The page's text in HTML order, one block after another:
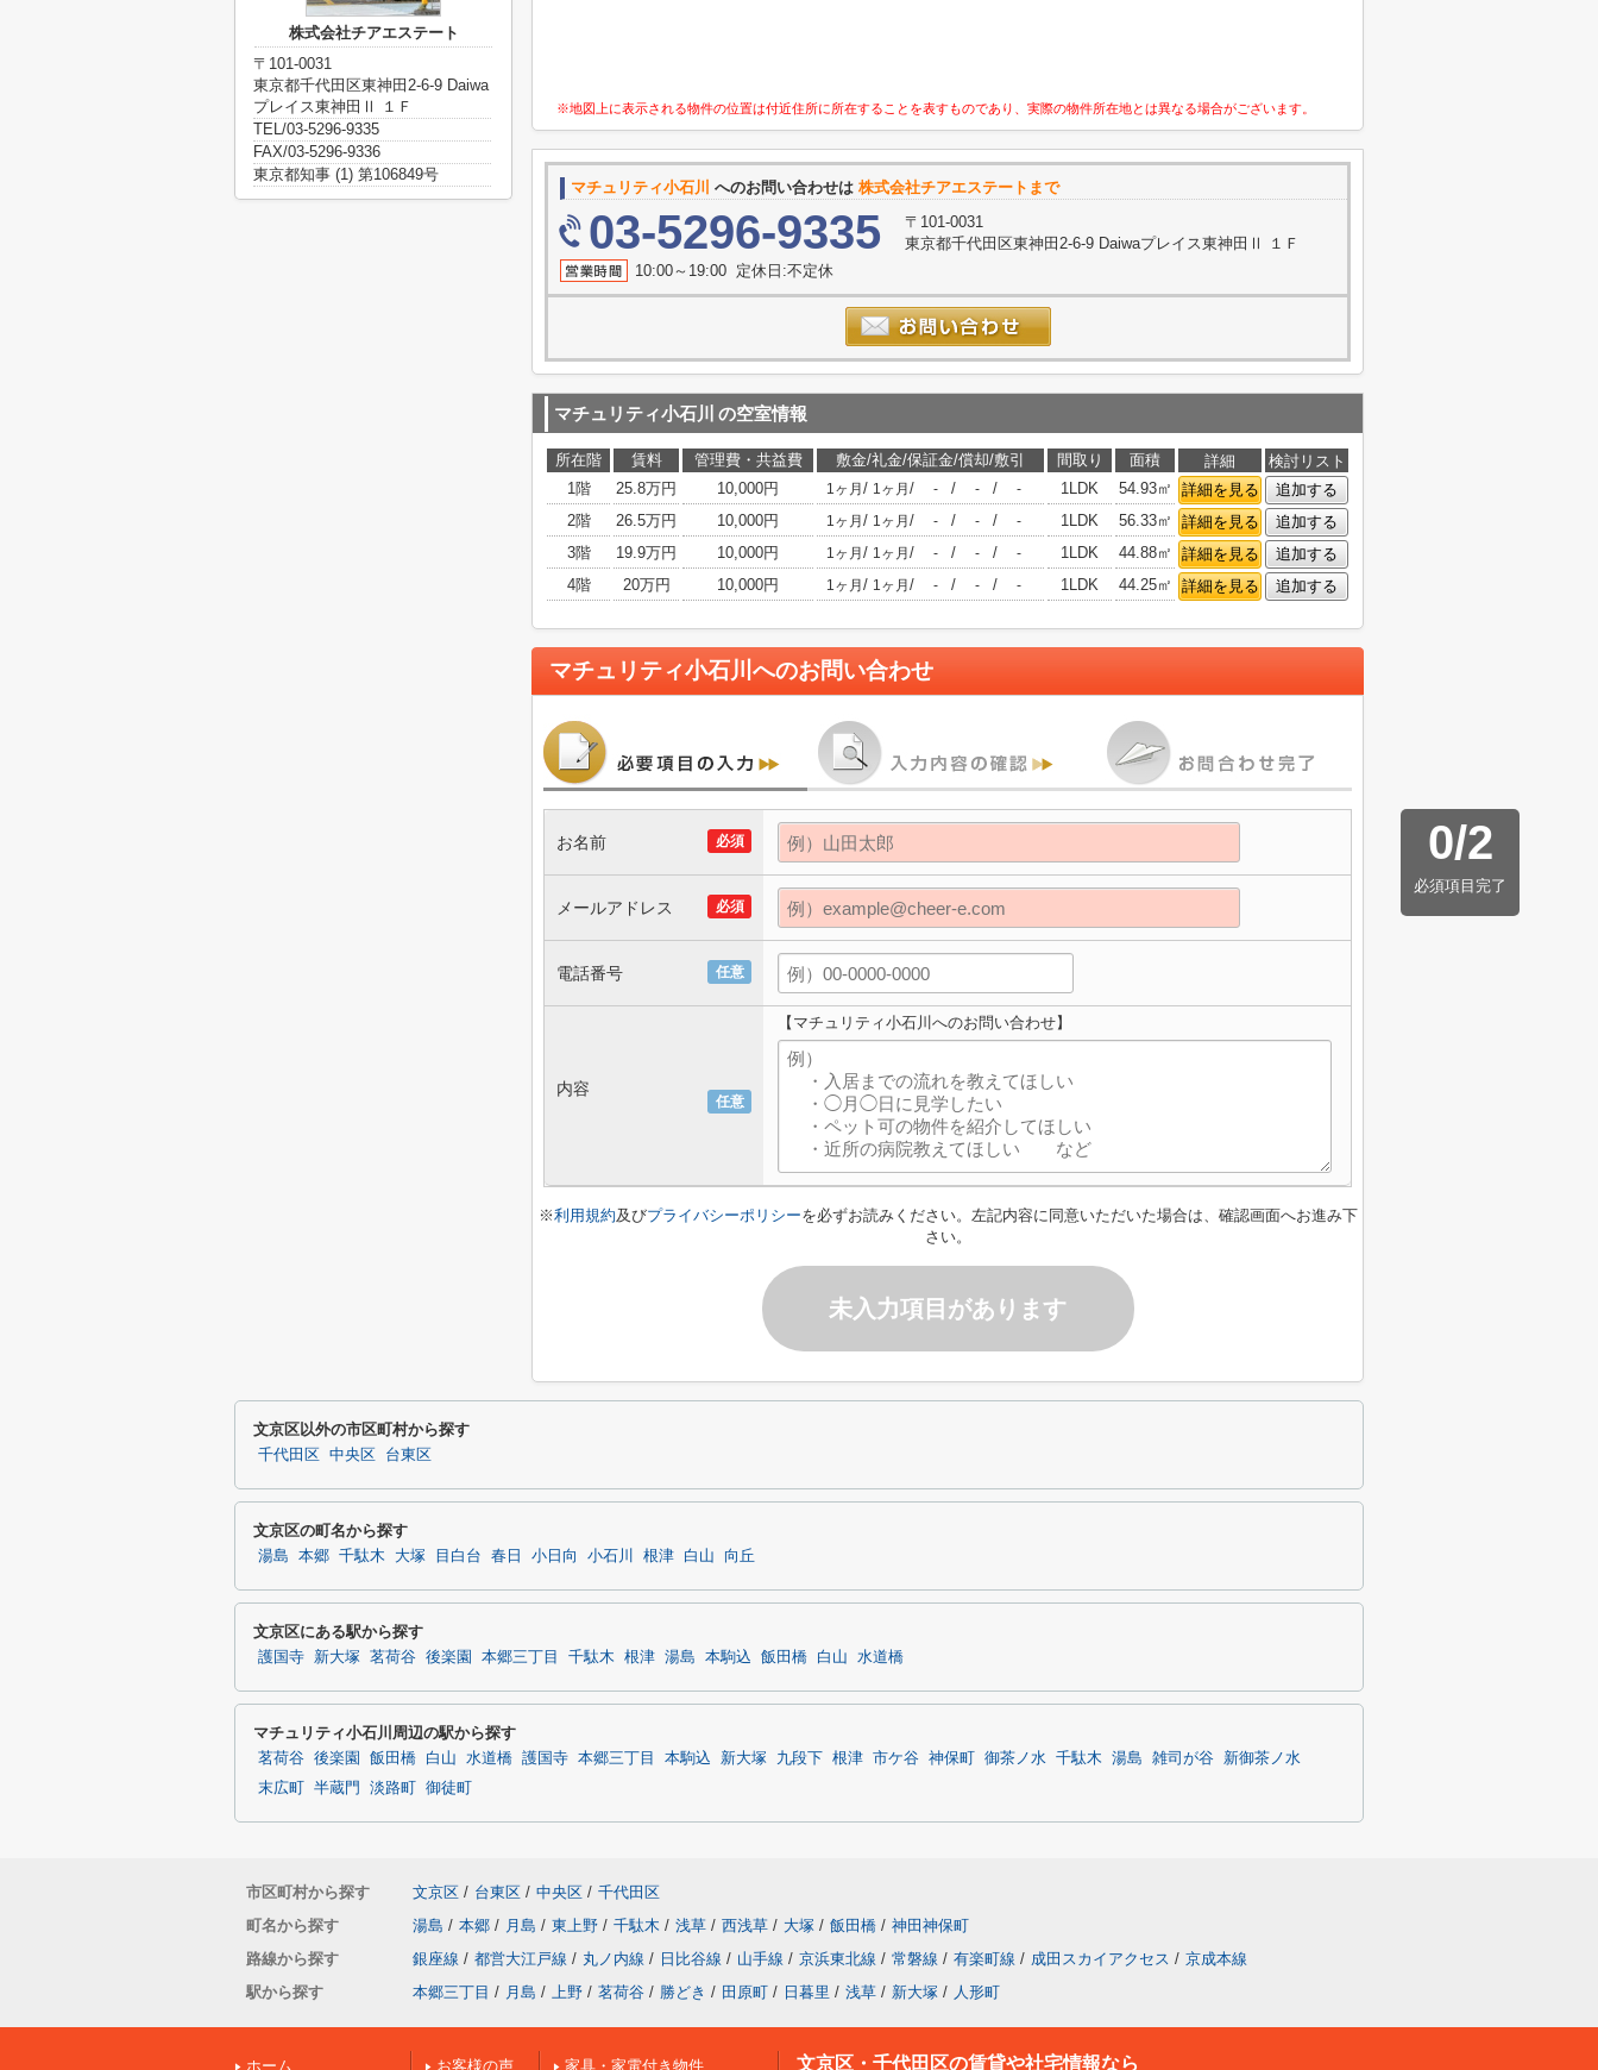
※地図上に表示される物件の位置は付近住所に所在することを表すものであり、実際の物件所在地とは異なる場合がございます。
マチュリティ小石川 へのお問い合わせは 株式会社チアエステートまで
03-5296-9335
〒101-0031
東京都千代田区東神田2-6-9 Daiwaプレイス東神田Ⅱ １Ｆ
10:00～19:00 定休日:不定休
マチュリティ小石川 の空室情報
所在階 賃料 管理費・共益費 敷金/礼金/保証金/償却/敷引 間取り 面積 詳細
検討リスト
1階
25.8万円 10,000円 1ヶ月 / 1ヶ月 / - / - / - 1LDK 54.93㎡ 詳細を見る
追加する
2階
26.5万円 10,000円 1ヶ月 / 1ヶ月 / - / - / - 1LDK 56.33㎡ 詳細を見る
追加する
3階
19.9万円 10,000円 1ヶ月 / 1ヶ月 / - / - / - 1LDK 44.88㎡ 詳細を見る
追加する
4階
20万円 10,000円 1ヶ月 / 1ヶ月 / - / - / - 1LDK 44.25㎡ 詳細を見る 追加する
マチュリティ小石川 へのお問い合わせ
0/2
必須項目完了
必須
お名前
必須
メールアドレス
任意
電話番号
任意
内容
【マチュリティ小石川へのお問い合わせ】
※利用規約及びプライバシーポリシーを必ずお読みください。左記内容に同意いただいた場合は、確認画面へお進み下
さい。
未入力項目があります
株式会社チアエステート
〒101-0031
東京都千代田区東神田2-6-9 Daiwa
プレイス東神田Ⅱ １Ｆ
TEL/03-5296-9335
FAX/03-5296-9336
東京都知事 (1) 第106849号
文京区以外の市区町村から探す
千代田区 中央区 台東区
文京区の町名から探す
湯島 本郷 千駄木 大塚 目白台 春日 小日向 小石川 根津 白山 向丘
文京区にある駅から探す
護国寺 新大塚 茗荷谷 後楽園 本郷三丁目 千駄木 根津 湯島 本駒込 飯田橋 白山 水道橋
マチュリティ小石川周辺の駅から探す
茗荷谷 後楽園 飯田橋 白山 水道橋 護国寺 本郷三丁目 本駒込 新大塚 九段下 根津 市ケ谷 神保町 御茶ノ水 千駄木 湯島 雑司が谷
新御茶ノ水
末広町
半蔵門 淡路町 御徒町
市区町村から探す 文京区 / 台東区 / 中央区 / 千代田区
町名から探す
湯島 / 本郷 / 月島 / 東上野 / 千駄木 / 浅草 / 西浅草 / 大塚 / 飯田橋 / 神田神保町
路線から探す
銀座線 / 都営大江戸線 / 丸ノ内線 / 日比谷線 / 山手線 / 京浜東北線 / 常磐線 / 有楽町線 / 成田スカイアクセス / 京成本線
駅から探す
本郷三丁目 / 月島 / 上野 / 茗荷谷 / 勝どき / 田原町 / 日暮里 / 浅草 / 新大塚 / 人形町
ホーム お客様の声 家具・家電付き物件 文京区・千代田区の賃貸や社宅情報なら